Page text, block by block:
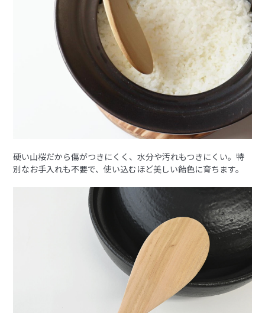
硬い山桜だから傷がつきにくく、水分や汚れもつきにくい。特
別なお手入れも不要で、使い込むほど美しい飴色に育ちます。